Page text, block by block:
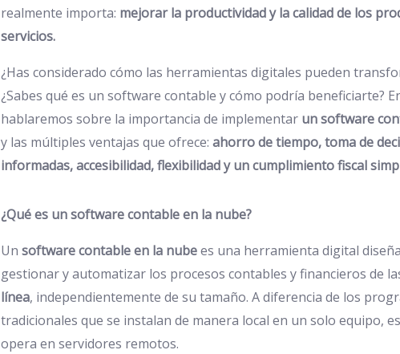
realmente importa: mejorar la productividad y la calidad de los
servicios.
¿Has considerado cómo las herramientas digitales pueden
¿Sabes qué es un software contable y cómo podría beneficiarte?
hablaremos sobre la importancia de implementar un software
y las múltiples ventajas que ofrece: ahorro de tiempo, toma de
informadas, accesibilidad, flexibilidad y un cumplimiento fiscal
¿Qué es un software contable en la nube?
Un software contable en la nubees una herramienta digital
gestionar y automatizar los procesos contables y financieros de
línea, independientemente de su tamaño. A diferencia de los
tradicionales que se instalan de manera local en un solo equipo,
opera en servidores remotos.